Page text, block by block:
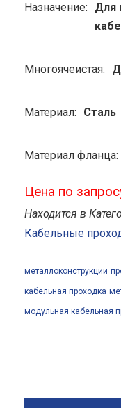
Назначение:
Для
Многоячеистая:
Материал: Сталь
Материал фланца:
Цена по
Находится в
Кабельные
металлоконструкции
кабельная проходка
модульная кабельная